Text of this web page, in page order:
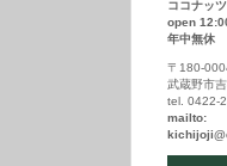
ココナッ
open
年中無休
〒180-
武蔵野市
tel. 0422-
mailto: